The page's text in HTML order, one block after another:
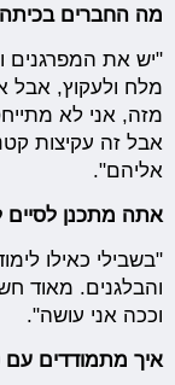
מה החברים
"יש את המפרגנים
מלח ולעקוץ, אבל
מזה, אני לא
אבל זה עקיצות
אליהם".
אתה מתכנן לסיים
"בשבילי כאילו
והבלגנים. מאוד
וככה אני עושה".
איך מתמודדים עם